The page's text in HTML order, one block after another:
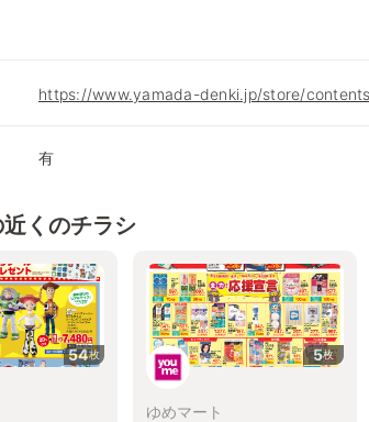
https://www.yamada-denki.jp/store/
有
くのチラシ
54枚 5枚
ゆめマート